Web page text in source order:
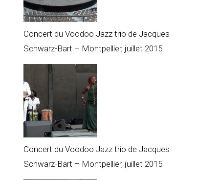
Concert du Voodoo Jazz trio de Jacques
Schwarz-Bart – Montpellier, juillet 2015
Concert du Voodoo Jazz trio de Jacques
Schwarz-Bart – Montpellier, juillet 2015